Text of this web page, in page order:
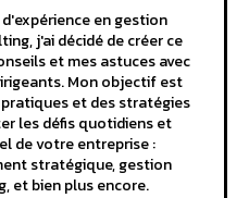
en gestion
j'ai décidé de créer ce
et mes astuces avec
Mon objectif est
et des stratégies
les défis quotidiens et
de votre entreprise :
stratégique, gestion
et bien plus encore.